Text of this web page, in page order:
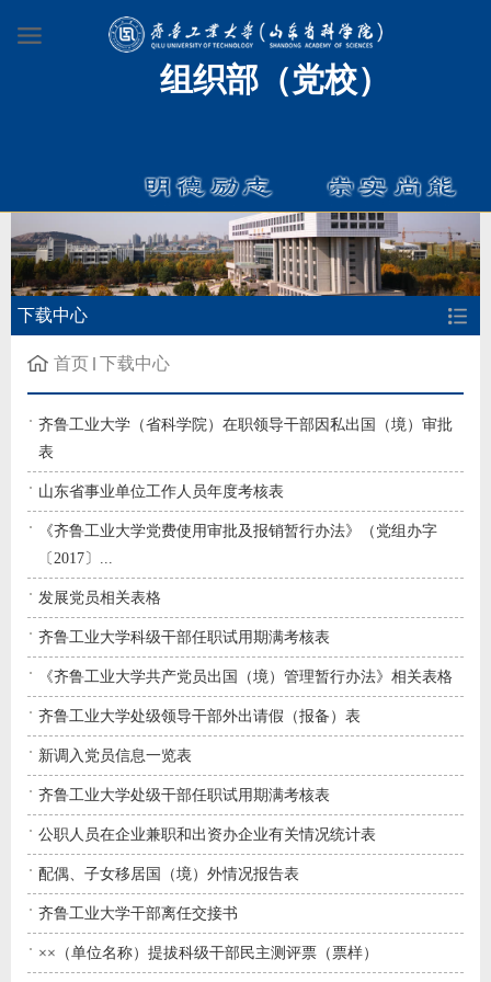
组织部（党校）
下载中心
首页 下载中心
齐鲁工业大学（省科学院）在职领导干部因私出国（境）审批
表
山东省事业单位工作人员年度考核表
《齐鲁工业大学党费使用审批及报销暂行办法》（党组办字
〔2017〕...
发展党员相关表格
齐鲁工业大学科级干部任职试用期满考核表
《齐鲁工业大学共产党员出国（境）管理暂行办法》相关表格
齐鲁工业大学处级领导干部外出请假（报备）表
新调入党员信息一览表
齐鲁工业大学处级干部任职试用期满考核表
公职人员在企业兼职和出资办企业有关情况统计表
配偶、子女移居国（境）外情况报告表
齐鲁工业大学干部离任交接书
××（单位名称）提拔科级干部民主测评票（票样）